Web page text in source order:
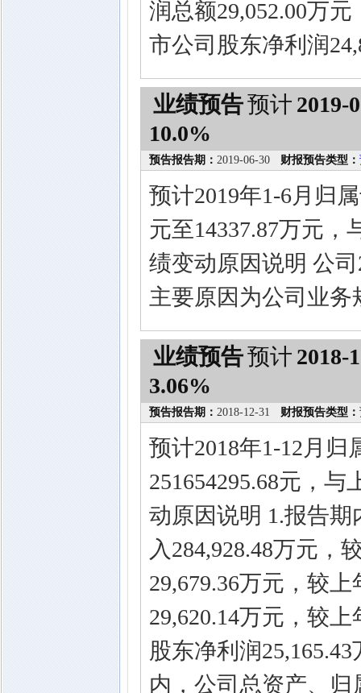
润总额29,052.00万
市公司股东净利润
业绩预告预计 2019-
10.0%
预告报告期： 2019-06-30 财报预告类型：
预计2019年1-6月归
元至14337.87万元，
绩变动原因说明 公
主要原因为公司业务
业绩预告预计 2018-
3.06%
预告报告期： 2018-12-31 财报预告类型：
预计2018年1-12月
251654295.68元，
动原因说明 1.报告
入284,928.48万元，
29,679.36万元，较
29,620.14万元，较
股东净利润
内，公司总资产、